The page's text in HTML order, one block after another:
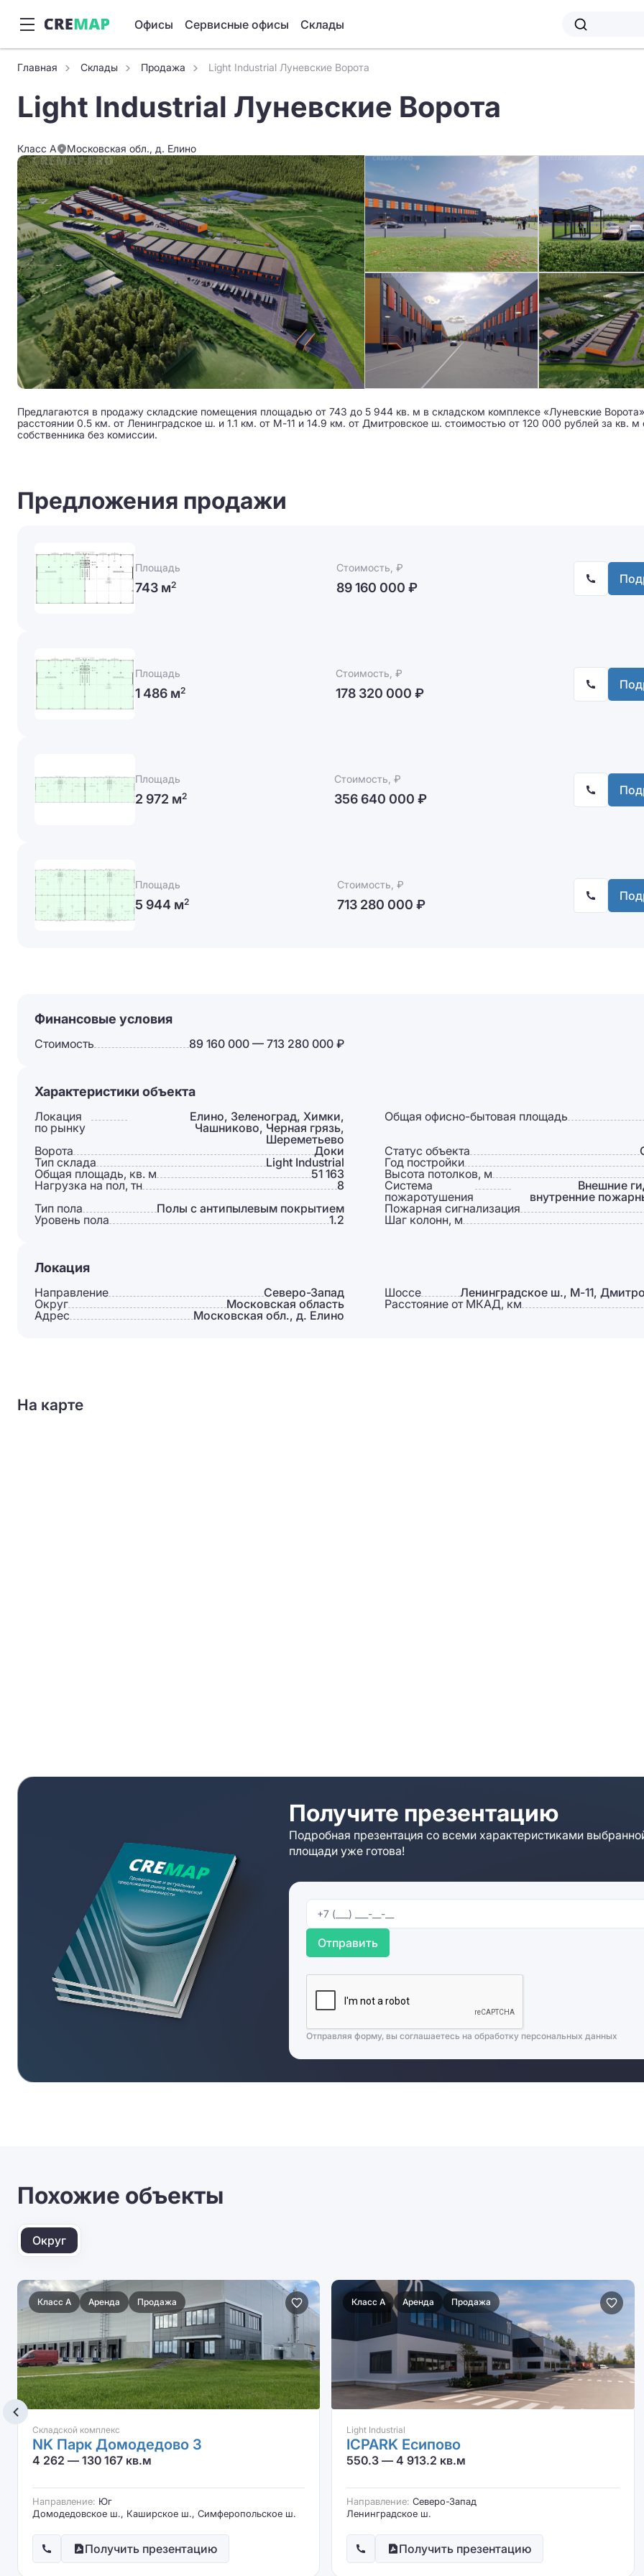
Офисы Сервисные офисы Склады
Главная Склады Продажа Light Industrial Луневские Ворота
Light Industrial Луневские Ворота
Класс A Московская обл., д. Елино
Предлагаются в продажу складские помещения площадью от 743 до 5 944 кв. м в складском комплексе «Луневские
расстоянии 0.5 км. от Ленинградское ш. и 1.1 км. от М-11 и 14.9 км. от Дмитровское ш. стоимостью от 120 000 рублей за кв. м
собственника без комиссии.
Предложения продажи
Площадь
743 м2
Стоимость, ₽
89 160 000 ₽
Площадь
1 486 м2
Стоимость, ₽
178 320 000 ₽
Площадь
2 972 м2
Стоимость, ₽
356 640 000 ₽
Площадь
5 944 м2
Стоимость, ₽
713 280 000 ₽
Финансовые условия
Стоимость 89 160 000 — 713 280 000 ₽
Характеристики объекта
Локация
по рынку
Елино, Зеленоград, Химки,
Чашниково, Черная грязь,
Шереметьево
Общая офисно-бытовая площадь
Ворота Доки Статус объекта
Тип склада
Light Industrial
Год постройки
Общая площадь, кв. м
51 163
Высота потолков, м
Нагрузка на пол, тн
8
Система
пожаротушения
Внешние
внутренние
Тип пола
Полы с антипылевым покрытием
Пожарная сигнализация
Уровень пола
1.2 Шаг колонн, м
Локация
Направление Северо-Запад Шоссе
Ленинградское ш., М-11,
Округ
Московская область
Расстояние от МКАД, км
Адрес
Московская обл., д. Елино
На карте
Получите презентацию
Подробная презентация со всеми характеристиками
площади уже готова!
Отправить
Отправляя форму, вы соглашаетесь на обработку персональных данных
Похожие объекты
Округ
Класс A Аренда Продажа
Складской комплекс
NK Парк Домодедово 3
4 262 — 130 167 кв.м
Направление: Юг
Домодедовское ш., Каширское ш., Симферопольское ш.
Получить презентацию
Класс A Аренда Продажа
Light Industrial
ICPARK Есипово
550.3 — 4 913.2 кв.м
Направление: Северо-Запад
Ленинградское ш.
Получить презентацию